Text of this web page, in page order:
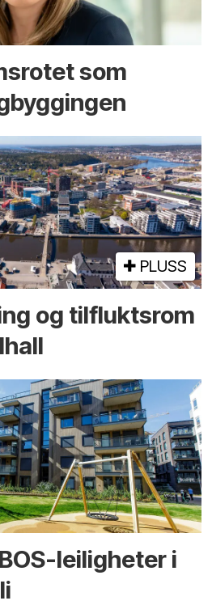
som
PLUSS
og tilflukts­rom
leiligheter i